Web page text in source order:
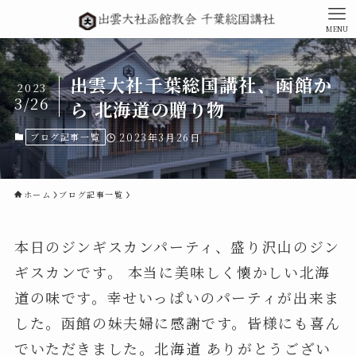
MENU
出雲大社千葉総国講社、函館か
ら 北海道の贈り物
2023
3/26
ブログ記事一覧 2023年3月26日
ホーム ブログ記事一覧
本日のジンギスカンパーティ、盛り沢山のジン
ギスカンです。 本当に美味しく懐かしい北海
道の味です。幸せいっぱいのパーティが出来ま
した。函館の妹夫婦に感謝です。皆様にも喜ん
でいただきました。北海道 ありがとうござい